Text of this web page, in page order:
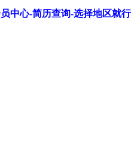
中心-简历查询-选择地区就行